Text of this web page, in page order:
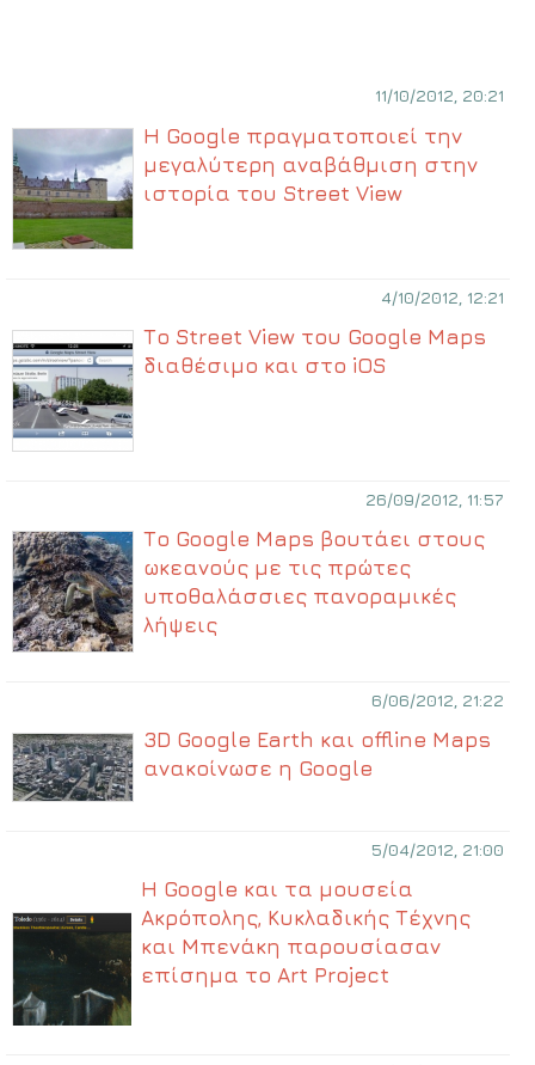
11/10/2012, 20:21
Η Google πραγματοποιεί την
μεγαλύτερη αναβάθμιση στην
ιστορία του Street View
4/10/2012, 12:21
Το Street View του Google Maps
διαθέσιμο και στο iOS
26/09/2012, 11:57
Το Google Maps βουτάει στους
ωκεανούς με τις πρώτες
υποθαλάσσιες πανοραμικές
λήψεις
6/06/2012, 21:22
3D Google Earth και offline Maps
ανακοίνωσε η Google
5/04/2012, 21:00
Η Google και τα μουσεία
Ακρόπολης, Κυκλαδικής Τέχνης
και Μπενάκη παρουσίασαν
επίσημα το Art Project